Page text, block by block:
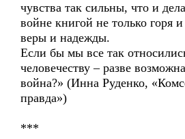
чувства так сильны, что и
войне книгой не только горя
веры и надежды.
Если бы мы все так
человечеству – разве
война?» (Инна Руденко,
правда»)
***